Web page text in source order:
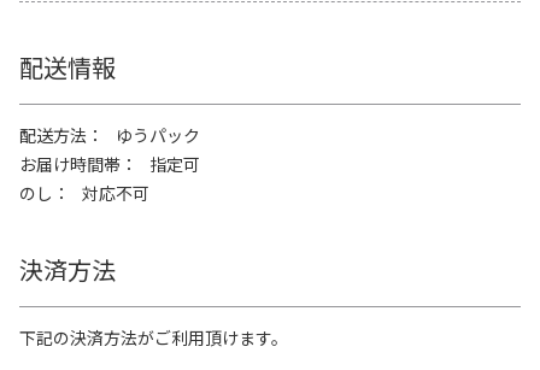
配送情報
配送方法
ゆうパック
お届け時間帯
指定可
のし
対応不可
決済方法
下記の決済方法がご利用頂けます。